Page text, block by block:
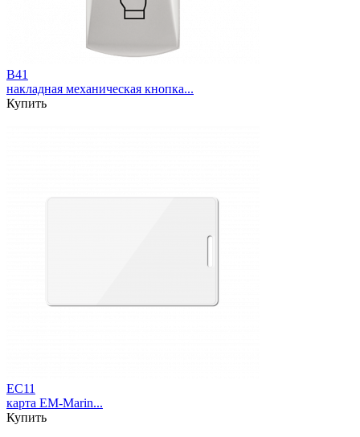
B41
накладная механическая кнопка...
Купить
EC11
карта EM-Marin...
Купить